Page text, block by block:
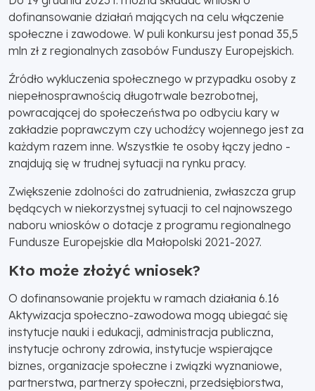
dofinansowanie działań mających na celu włączenie
społeczne i zawodowe. W puli konkursu jest ponad 35,5
mln zł z regionalnych zasobów Funduszy Europejskich.
Źródło wykluczenia społecznego w przypadku osoby z
niepełnosprawnością długotrwale bezrobotnej,
powracającej do społeczeństwa po odbyciu kary w
zakładzie poprawczym czy uchodźcy wojennego jest za
każdym razem inne. Wszystkie te osoby łączy jedno -
znajdują się w trudnej sytuacji na rynku pracy.
Zwiększenie zdolności do zatrudnienia, zwłaszcza grup
będących w niekorzystnej sytuacji to cel najnowszego
naboru wniosków o dotacje z programu regionalnego
Fundusze Europejskie dla Małopolski 2021-2027.
Kto może złożyć wniosek?
O dofinansowanie projektu w ramach działania 6.16
Aktywizacja społeczno-zawodowa mogą ubiegać się
instytucje nauki i edukacji, administracja publiczna,
instytucje ochrony zdrowia, instytucje wspierające
biznes, organizacje społeczne i związki wyznaniowe,
partnerstwa, partnerzy społeczni, przedsiębiorstwa,